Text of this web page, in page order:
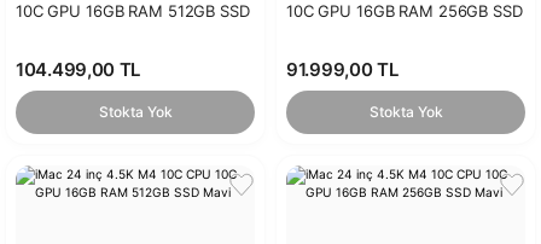
10C GPU 16GB RAM 512GB SSD
104.499,00 TL
Stokta Yok
10C GPU 16GB RAM 256GB SSD
91.999,00 TL
Stokta Yok